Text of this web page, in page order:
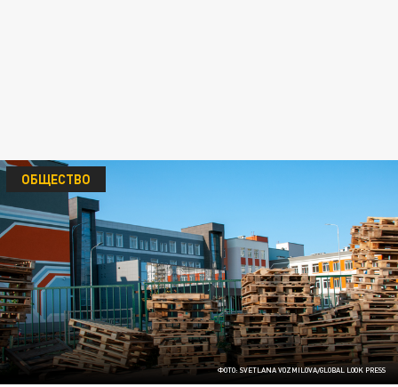
ФОТО: SVETLANA VOZMILOVA/GLOBAL LOOK PRESS
ОБЩЕСТВО